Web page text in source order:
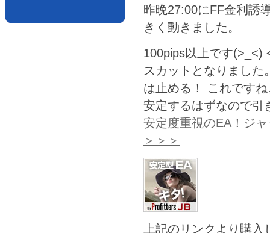
昨晩27:00にFF金利誘
きく動きました。
100pips以上です(>_<)
スカットとなりまし
は止める！ これです
安定するはずなので引
安定度重視のEA！ジ
＞＞＞
上記のリンクより購